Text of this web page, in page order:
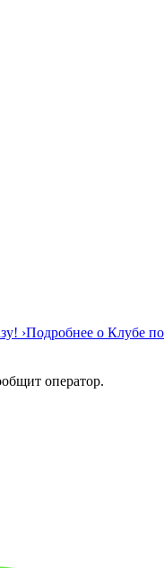
›Подробнее о Клубе
оператор.